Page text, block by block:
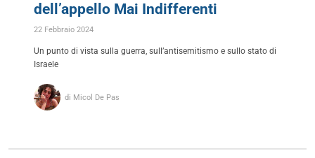
dell’appello Mai Indifferenti
22 Febbraio 2024
Un punto di vista sulla guerra, sull’antisemitismo e sullo stato di
Israele
di Micol De Pas